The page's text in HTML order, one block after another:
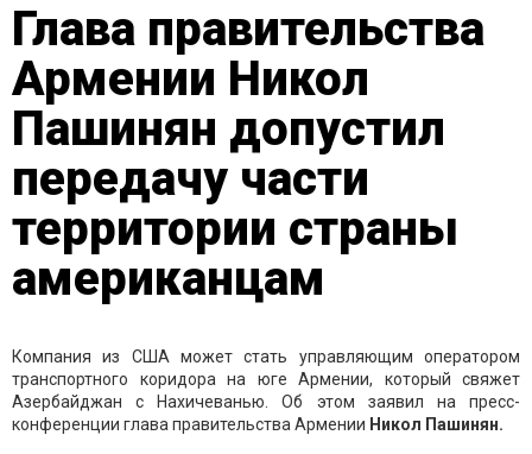
Глава правительства
Армении Никол
Пашинян допустил
передачу части
территории страны
американцам
Компания из США может стать управляющим оператором
транспортного коридора на юге Армении, который свяжет
Азербайджан с Нахичеванью. Об этом заявил на пресс-
конференции глава правительства Армении Никол Пашинян.